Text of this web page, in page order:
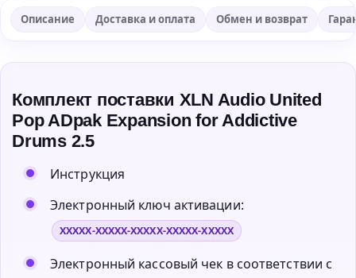
Описание Доставка и оплата Обмен и возврат
Комплект поставки XLN Audio United
Pop ADpak Expansion for Addictive
Drums 2.5
Инструкция
Электронный ключ активации:
XXXXX-XXXXX-XXXXX-XXXXX-XXXXX
Электронный кассовый чек в соответствии с